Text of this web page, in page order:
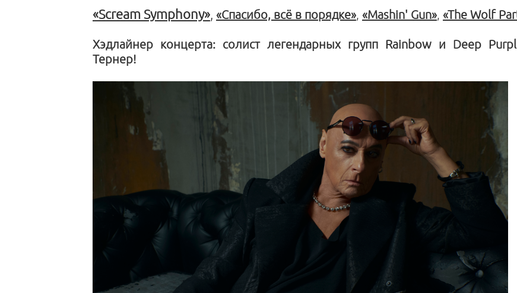
«Scream Symphony» «Спасибо, всё в порядке», «Mashin' Gun», «The Wolf
Хэдлайнер концерта: солист легендарных групп Rainbow и Deep
Тернер!